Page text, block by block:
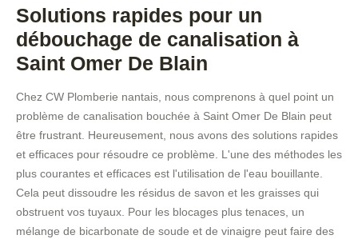
Solutions rapides pour un
débouchage de canalisation à
Saint Omer De Blain
Chez CW Plomberie nantais, nous comprenons à quel point un
problème de canalisation bouchée à Saint Omer De Blain peut
être frustrant. Heureusement, nous avons des solutions rapides
et efficaces pour résoudre ce problème. L'une des méthodes les
plus courantes et efficaces est l'utilisation de l'eau bouillante.
Cela peut dissoudre les résidus de savon et les graisses qui
obstruent vos tuyaux. Pour les blocages plus tenaces, un
mélange de bicarbonate de soude et de vinaigre peut faire des